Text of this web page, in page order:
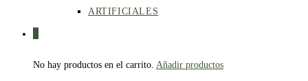
ARTIFICIALES
No hay productos en el carrito. Añadir productos